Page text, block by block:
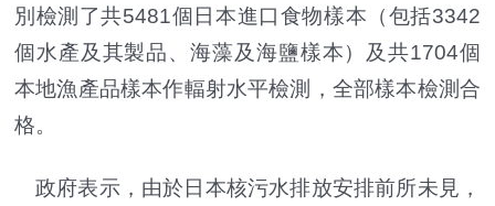
別檢測了共5481個日本進口食物樣本（包括3342
個水產及其製品、海藻及海鹽樣本） 及共1704個
本地漁產品樣本作輻射水平檢測，全部樣本檢測合
格。
政府表示，由於日本核污水排放安排前所未見，